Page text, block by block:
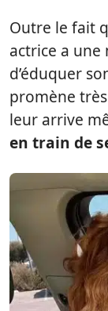
Outre le fait
actrice a
d’éduquer
promène
leur arrive
en train de